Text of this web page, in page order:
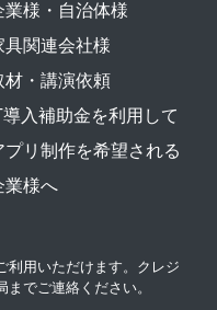
業様・自治体様
具関連会社様
材・講演依頼
導入補助金を利用して
プリ制作を希望される
業様へ
利用いただけます。クレジ
でご連絡ください。